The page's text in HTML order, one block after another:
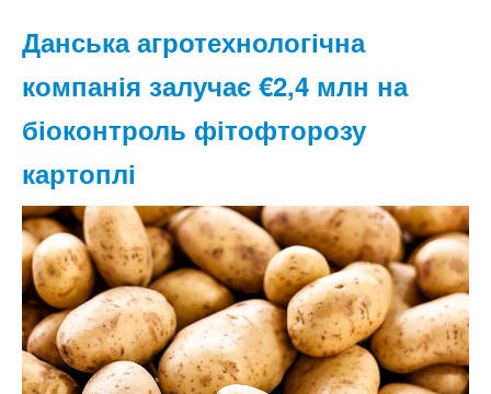
Данська агротехнологічна
компанія залучає €2,4 млн на
біоконтроль фітофторозу
картоплі